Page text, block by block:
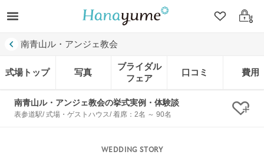
クリップ
ログ
南青山ル・アンジェ教会
式場トップ 写真
ブライダル
フェア
口コミ 費用
南青山ル・アンジェ教会の挙式実例・体験談
表参道駅/ 式場・ゲストハウス/ 着席：2名 ～ 90名 ク
WEDDING STORY